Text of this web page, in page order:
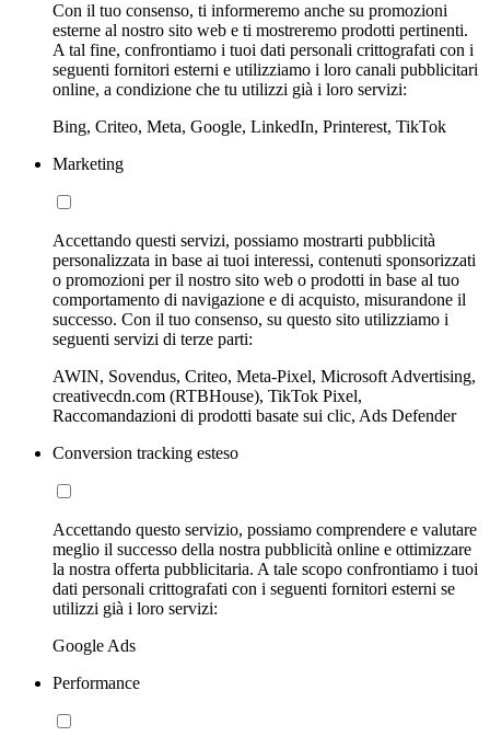
Con il tuo consenso, ti informeremo anche su promozioni
esterne al nostro sito web e ti mostreremo prodotti pertinenti.
A tal fine, confrontiamo i tuoi dati personali crittografati con i
seguenti fornitori esterni e utilizziamo i loro canali pubblicitari
online, a condizione che tu utilizzi già i loro servizi:
Bing, Criteo, Meta, Google, LinkedIn, Printerest, TikTok
Marketing
Accettando questi servizi, possiamo mostrarti pubblicità
personalizzata in base ai tuoi interessi, contenuti sponsorizzati
o promozioni per il nostro sito web o prodotti in base al tuo
comportamento di navigazione e di acquisto, misurandone il
successo. Con il tuo consenso, su questo sito utilizziamo i
seguenti servizi di terze parti:
AWIN, Sovendus, Criteo, Meta-Pixel, Microsoft Advertising,
creativecdn.com (RTBHouse), TikTok Pixel,
Raccomandazioni di prodotti basate sui clic, Ads Defender
Conversion tracking esteso
Accettando questo servizio, possiamo comprendere e valutare
meglio il successo della nostra pubblicità online e ottimizzare
la nostra offerta pubblicitaria. A tale scopo confrontiamo i tuoi
dati personali crittografati con i seguenti fornitori esterni se
utilizzi già i loro servizi:
Google Ads
Performance